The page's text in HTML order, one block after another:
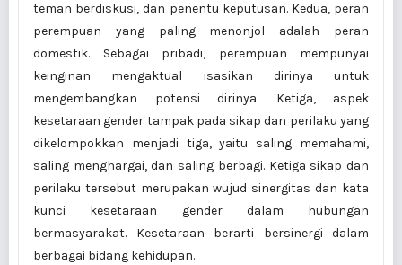
teman berdiskusi, dan penentu keputusan. Kedua, peran
perempuan yang paling menonjol adalah peran
domestik. Sebagai pribadi, perempuan mempunyai
keinginan mengaktual­ isasikan dirinya untuk
mengembangkan potensi dirinya. Ketiga, aspek
kesetaraan gender tampak pada sikap dan perilaku yang
dikelompokkan menjadi tiga, yaitu saling memahami,
saling menghargai, dan saling berbagi. Ketiga sikap dan
perilaku tersebut merupakan wujud sinergitas dan kata
kunci kesetaraan gender dalam hubungan
bermasyarakat. Kesetaraan berarti bersinergi dalam
berbagai bidang kehidupan.